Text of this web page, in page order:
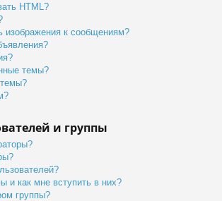
HTML?
изображения к сообщениям?
темы?
и группы
и как мне вступить в них?
группы?